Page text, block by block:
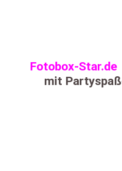
Fotobox-Star.de
mit